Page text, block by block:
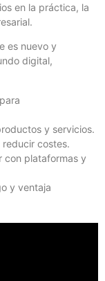
en la práctica, la
es nuevo y
digital,
y servicios.
costes.
con plataformas y
y ventaja